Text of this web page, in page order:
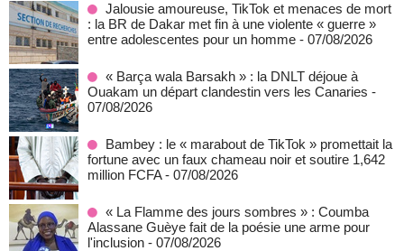
Jalousie amoureuse, TikTok et menaces de mort
: la BR de Dakar met fin à une violente « guerre »
entre adolescentes pour un homme - 07/08/2026
« Barça wala Barsakh » : la DNLT déjoue à
Ouakam un départ clandestin vers les Canaries -
07/08/2026
Bambey : le « marabout de TikTok » promettait la
fortune avec un faux chameau noir et soutire 1,642
million FCFA - 07/08/2026
« La Flamme des jours sombres » : Coumba
Alassane Guèye fait de la poésie une arme pour
l'inclusion - 07/08/2026